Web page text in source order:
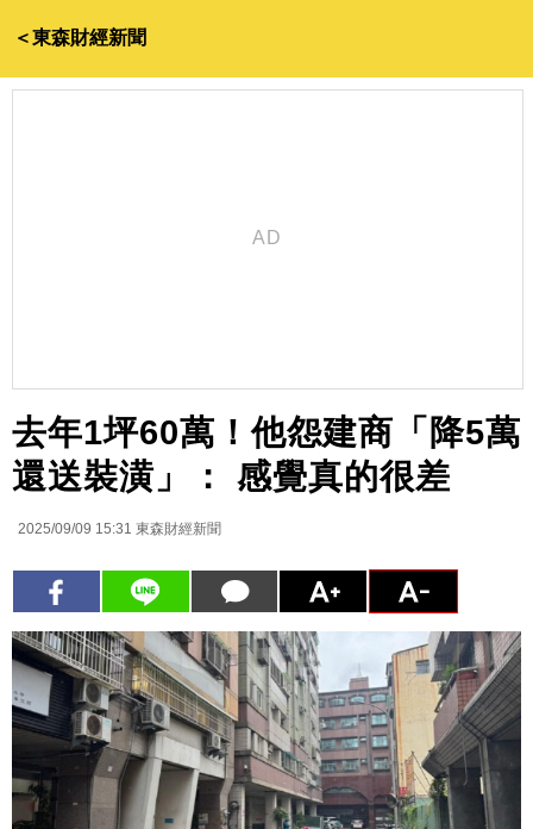
＜東森財經新聞
去年1坪60萬！他怨建商「降5萬
還送裝潢」： 感覺真的很差
2025/09/09 15:31 東森財經新聞